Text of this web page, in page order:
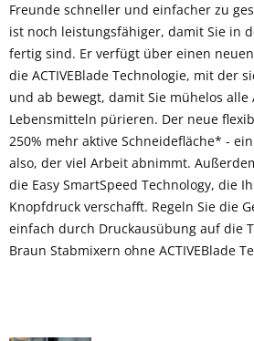
Freunde schneller und einfacher zu
ist noch leistungsfähiger, damit Sie in
fertig sind. Er verfügt über einen
die ACTIVEBlade Technologie, mit der
und ab bewegt, damit Sie mühelos alle
Lebensmitteln pürieren. Der neue
250% mehr aktive Schneidefläche* -
also, der viel Arbeit abnimmt.
die Easy SmartSpeed Technology, die
Knopfdruck verschafft. Regeln Sie die
einfach durch Druckausübung auf die
Braun Stabmixern ohne ACTIVEBlade